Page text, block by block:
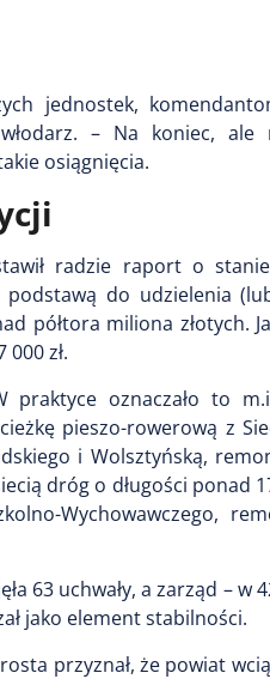
jednostek,
– Na koniec, ale
osiągnięcia.
radzie raport o
do udzielenia
półtora miliona złotych.
zł.
oznaczało to
pieszo-rowerową z
i Wolsztyńską,
dróg o długości ponad
Wychowawczego,
63 uchwały, a zarząd – w
jako element stabilności.
przyznał, że powiat